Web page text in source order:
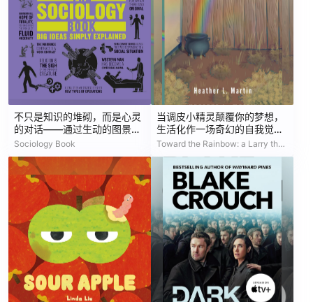
不只是知识的堆砌，而是心灵
的对话——通过生动的图景，
探索我们为何如此相似，却又
独一无二
Sociology Book
当调皮小精灵颠覆你的梦想，
生活化作一场奇幻的自我觉醒
之旅
Toward the Rainbow: a Larry the Lepruchaun Novel